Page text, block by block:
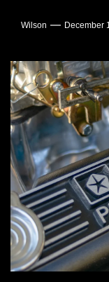
Wilson December